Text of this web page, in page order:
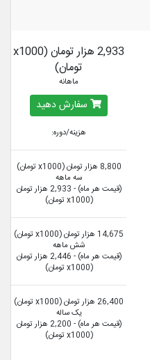
2,933 هزار تومان (x1000
تومان)
ماهانه
سفارش دهید
هزینه/دوره:
8,800 هزار تومان (x1000 تومان)
سه ماهه
(قیمت هر ماه) - 2,933 هزار تومان
(x1000 تومان)
14,675 هزار تومان (x1000 تومان)
شش ماهه
(قیمت هر ماه) - 2,446 هزار تومان
(x1000 تومان)
26,400 هزار تومان (x1000 تومان)
یک ساله
(قیمت هر ماه) - 2,200 هزار تومان
(x1000 تومان)